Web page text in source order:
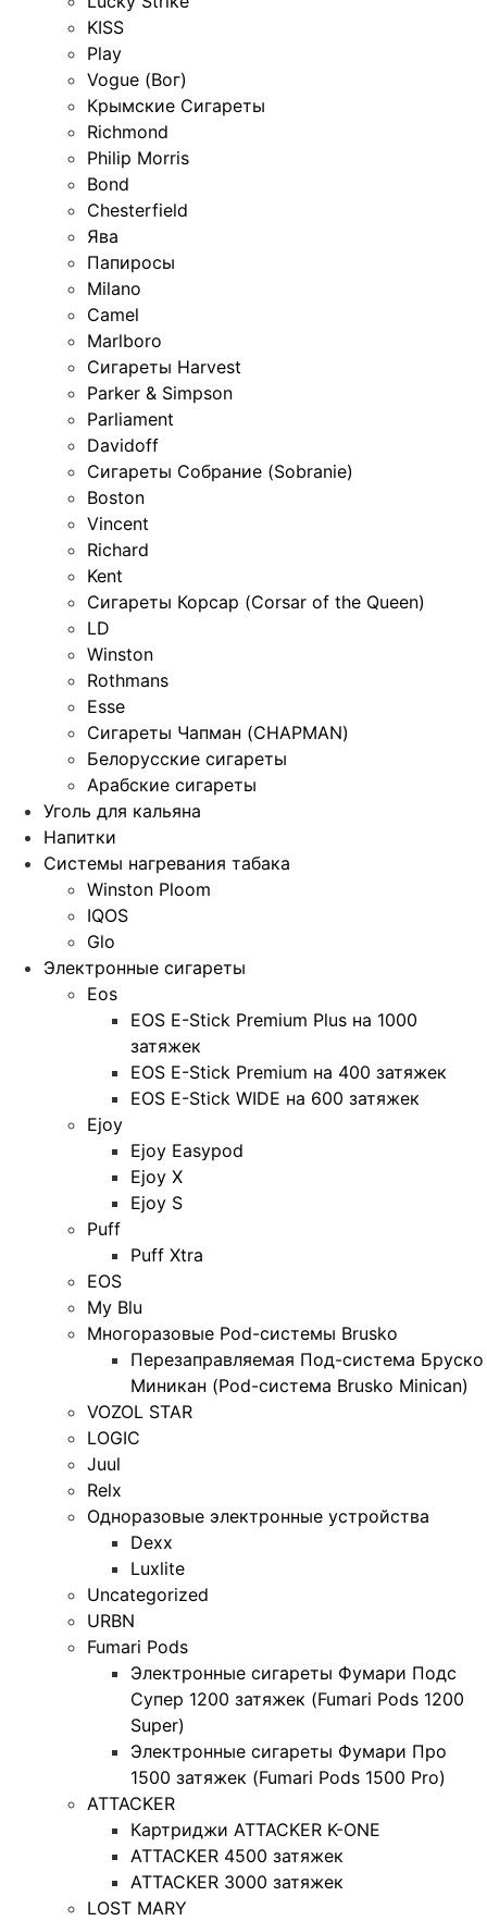
KISS
Play
Vogue (Вог)
Крымские Сигареты
Richmond
Philip Morris
Bond
Chesterfield
Ява
Папиросы
Milano
Camel
Marlboro
Сигареты Harvest
Parker & Simpson
Parliament
Davidoff
Сигареты Собрание (Sobranie)
Boston
Vincent
Richard
Kent
Сигареты Корсар (Corsar of the Queen)
LD
Winston
Rothmans
Esse
Сигареты Чапман (CHAPMAN)
Белорусские сигареты
Арабские сигареты
Уголь для кальяна
Напитки
Системы нагревания табака
Winston Ploom
IQOS
Glo
Электронные сигареты
Eos
EOS E-Stick Premium Plus на 1000
затяжек
EOS E-Stick Premium на 400 затяжек
EOS E-Stick WIDE на 600 затяжек
Ejoy
Ejoy Easypod
Ejoy X
Ejoy S
Puff
Puff Xtra
EOS
My Blu
Многоразовые Pod-системы Brusko
Перезаправляемая Под-система Бруско
Миникан (Pod-система Brusko Minican)
VOZOL STAR
LOGIC
Juul
Relx
Одноразовые электронные устройства
Dexx
Luxlite
Uncategorized
URBN
Fumari Pods
Электронные сигареты Фумари Подс
Супер 1200 затяжек (Fumari Pods 1200
Super)
Электронные сигареты Фумари Про
1500 затяжек (Fumari Pods 1500 Pro)
ATTACKER
Картриджи ATTACKER K-ONE
ATTACKER 4500 затяжек
ATTACKER 3000 затяжек
LOST MARY